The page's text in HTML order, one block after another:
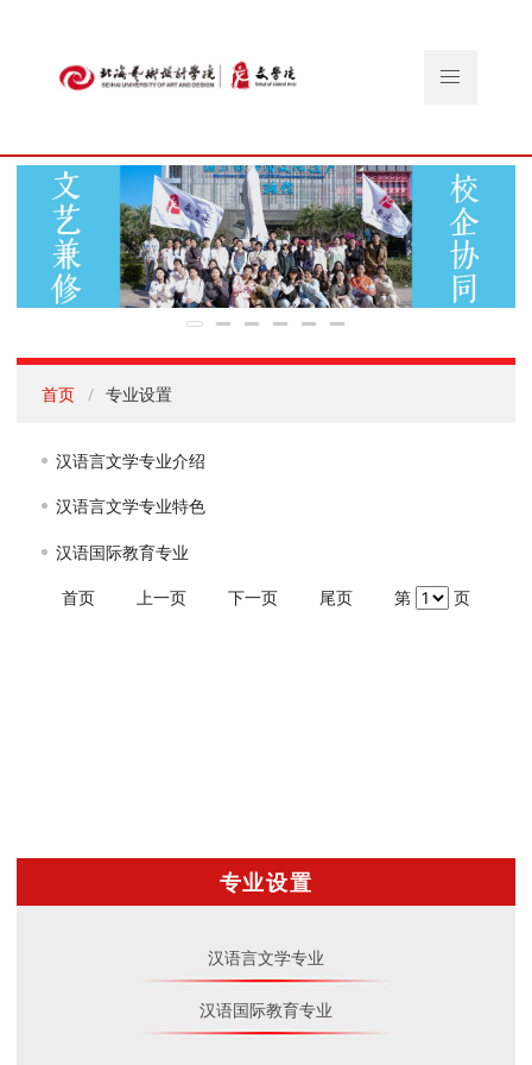
专业设置
汉语言文学专业
汉语国际教育专业
首页 专业设置
汉语言文学专业介绍
汉语言文学专业特色
汉语国际教育专业
首页 上一页 下一页 尾页 第 页